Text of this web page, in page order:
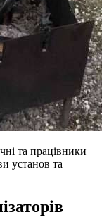
та працівники
установ та